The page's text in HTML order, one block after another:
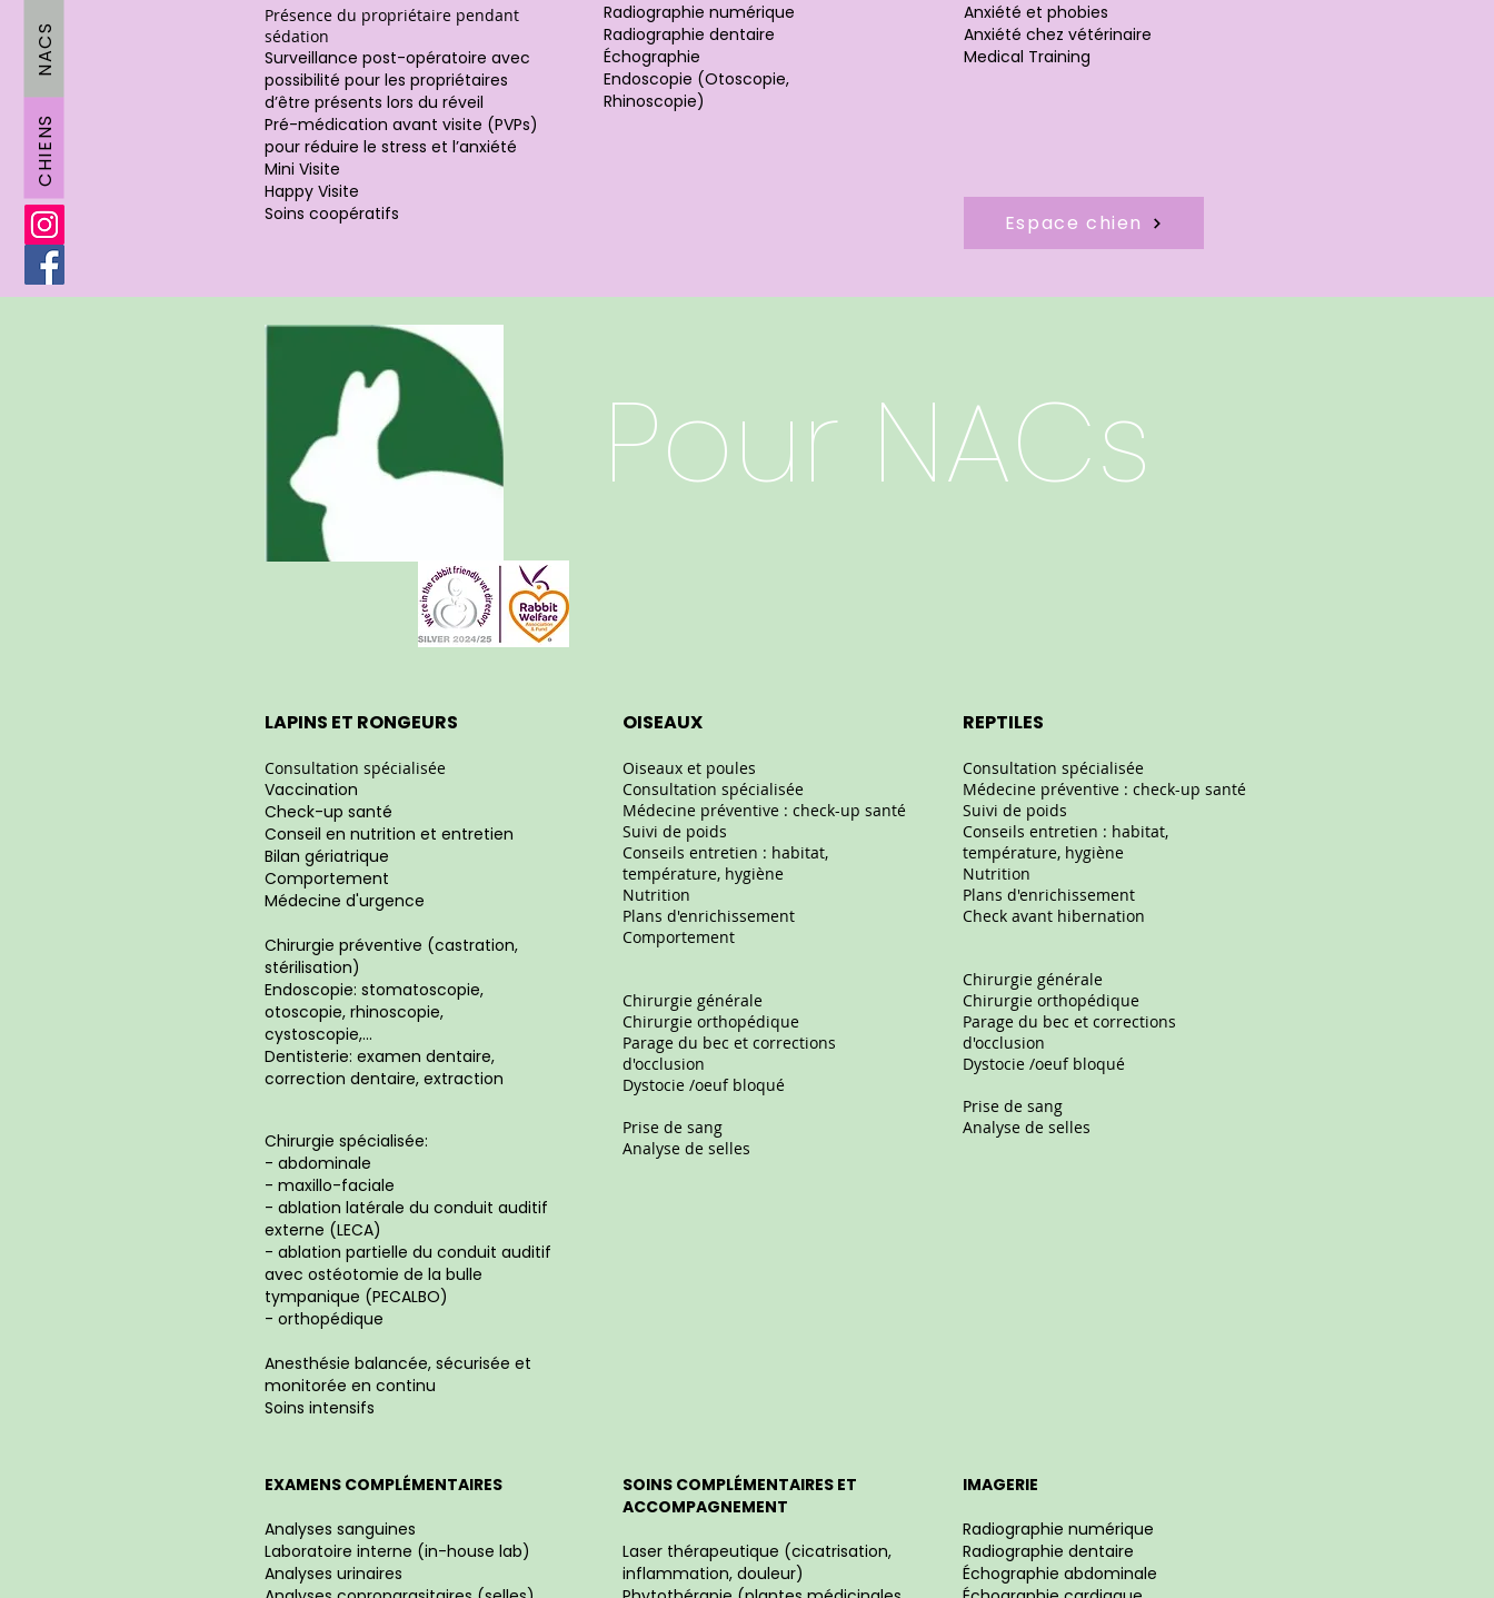
NACS
CHIENS
Présence du propriétaire pendant
sédation
Surveillance post-opératoire avec
possibilité pour les propriétaires
d’être présents lors du réveil
Pré-médication avant visite (PVPs)
pour réduire le stress et l’anxiété
Mini Visite
Happy Visite
Soins coopératifs
Radiographie numérique
Radiographie dentaire
Échographie
Endoscopie (Otoscopie,
Rhinoscopie)
Anxiété et phobies
Anxiété chez vétérinaire
Medical Training
Espace chien
LAPINS ET RONGEURS
Consultation spécialisée
Vaccination
Check-up santé
Conseil en nutrition et entretien
Bilan gériatrique
Comportement
Médecine d'urgence
Chirurgie préventive (castration,
stérilisation)
Endoscopie: stomatoscopie,
otoscopie, rhinoscopie,
cystoscopie,...
Dentisterie: examen dentaire,
correction dentaire, extraction
Chirurgie spécialisée:
- abdominale
- maxillo-faciale
- ablation latérale du conduit auditif
externe (LECA)
- ablation partielle du conduit auditif
avec ostéotomie de la bulle
tympanique (PECALBO)
- orthopédique
Anesthésie balancée, sécurisée et
monitorée en continu
Soins intensifs
EXAMENS COMPLÉMENTAIRES
Analyses sanguines
Laboratoire interne (in-house lab)
Analyses urinaires
Pour NACs
OISEAUX
Oiseaux et poules
Consultation spécialisée
Médecine préventive : check-up santé
Suivi de poids
Conseils entretien : habitat,
température, hygiène
Nutrition
Plans d'enrichissement
Comportement
Chirurgie générale
Chirurgie orthopédique
Parage du bec et corrections
d'occlusion
Dystocie /oeuf bloqué
Prise de sang
Analyse de selles
REPTILES
Consultation spécialisée
Médecine préventive : check-up santé
Suivi de poids
Conseils entretien : habitat,
température, hygiène
Nutrition
Plans d'enrichissement
Check avant hibernation
Chirurgie générale
Chirurgie orthopédique
Parage du bec et corrections
d'occlusion
Dystocie /oeuf bloqué
Prise de sang
Analyse de selles
SOINS COMPLÉMENTAIRES ET
ACCOMPAGNEMENT
Laser thérapeutique (cicatrisation,
inflammation, douleur)
IMAGERIE
Radiographie numérique
Radiographie dentaire
Échographie abdominale